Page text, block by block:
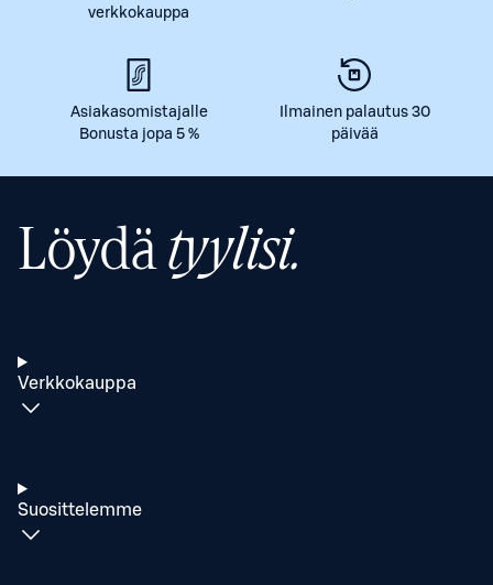
verkkokauppa
Asiakasomistajalle
Bonusta jopa 5 %
Ilmainen palautus 30
päivää
Löydätyylisi.
Verkkokauppa
Suosittelemme